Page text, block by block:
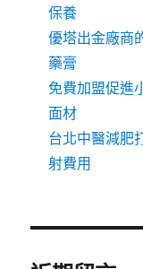
保養
優塔出金廠商
藥膏
免費加盟促進
面材
台北中醫減肥
射費用